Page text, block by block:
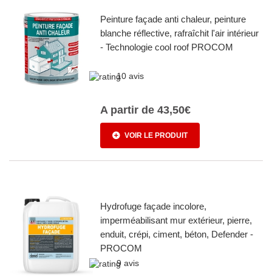
Peinture façade anti chaleur, peinture
blanche réflective, rafraîchit l'air intérieur
- Technologie cool roof PROCOM
10 avis
A partir de 43,50€
VOIR LE PRODUIT
Hydrofuge façade incolore,
imperméabilisant mur extérieur, pierre,
enduit, crépi, ciment, béton, Defender -
PROCOM
9 avis